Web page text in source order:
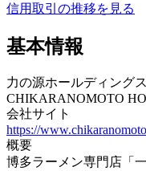
信用取引の推移を見る
基本情報
力の源ホールディングス
CHIKARANOMOTO
会社サイト
https://
概要
博多ラーメン専門店「